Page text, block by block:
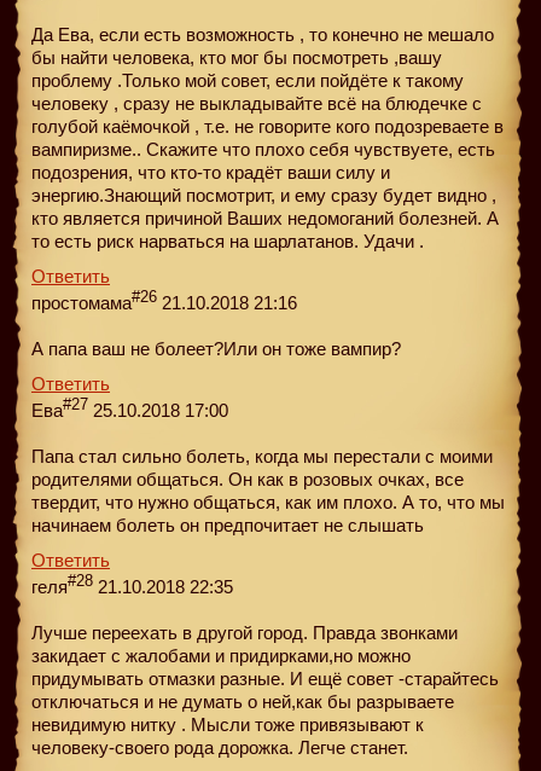
Да Ева, если есть возможность , то конечно не мешало
бы найти человека, кто мог бы посмотреть ,вашу
проблему .Только мой совет, если пойдёте к такому
человеку , сразу не выкладывайте всё на блюдечке с
голубой каёмочкой , т.е. не говорите кого подозреваете в
вампиризме.. Скажите что плохо себя чувствуете, есть
подозрения, что кто-то крадёт ваши силу и
энергию.Знающий посмотрит, и ему сразу будет видно ,
кто является причиной Ваших недомоганий болезней. А
то есть риск нарваться на шарлатанов. Удачи .
Ответить
простомама#26 21.10.2018 21:16
А папа ваш не болеет?Или он тоже вампир?
Ответить
Ева#27 25.10.2018 17:00
Папа стал сильно болеть, когда мы перестали с моими
родителями общаться. Он как в розовых очках, все
твердит, что нужно общаться, как им плохо. А то, что мы
начинаем болеть он предпочитает не слышать
Ответить
геля#28 21.10.2018 22:35
Лучше переехать в другой город. Правда звонками
закидает с жалобами и придирками,но можно
придумывать отмазки разные. И ещё совет -старайтесь
отключаться и не думать о ней,как бы разрываете
невидимую нитку . Мысли тоже привязывают к
человеку-своего рода дорожка. Легче станет.